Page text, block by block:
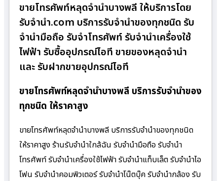
ขายโทรศัพท์หลุดจำนำบางพลี ให้บริการโดย
รับจํานํา.com บริการรับจำนำของทุกชนิด รับ
จำนำมือถือ รับจำโทรศัพท์ รับจำนำเครื่องใช้
ไฟฟ้า รับซื้ออุปกรณ์ไอที ขายของหลุดจำนำ
และ รับฝากขายอุปกรณ์ไอที
ขายโทรศัพท์หลุดจำนำบางพลี บริการรับจำนำของ
ทุกชนิด ให้ราคาสูง
ขายโทรศัพท์หลุดจำนำบางพลี บริการรับจำนำของทุกชนิด
ให้ราคาสูง ร้านรับจํานําใกล้ฉัน รับจำนำมือถือ รับจำนำ
โทรศัพท์ รับจำนำเครื่องใช้ไฟฟ้า รับจำนำแท็บเล็ต รับจำนำไอ
โฟน รับจำนำคอมพิวเตอร์ รับจำนำโน๊ตบุ๊ค รับจำนำกล้อง รับ